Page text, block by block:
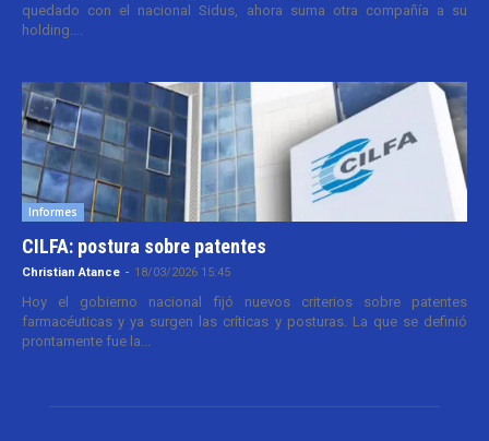
quedado con el nacional Sidus, ahora suma otra compañía a su
holding....
Informes
CILFA: postura sobre patentes
Christian Atance - 18/03/2026 15:45
Hoy el gobierno nacional fijó nuevos criterios sobre patentes
farmacéuticas y ya surgen las críticas y posturas. La que se definió
prontamente fue la...